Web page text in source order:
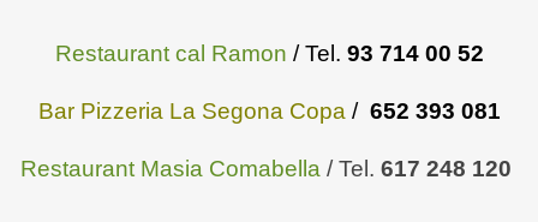
Restaurant cal Ramon / Tel. 93 714 00 52
Bar Pizzeria La Segona Copa/ 652 393 081
Restaurant Masia Comabella / Tel. 617 248 120